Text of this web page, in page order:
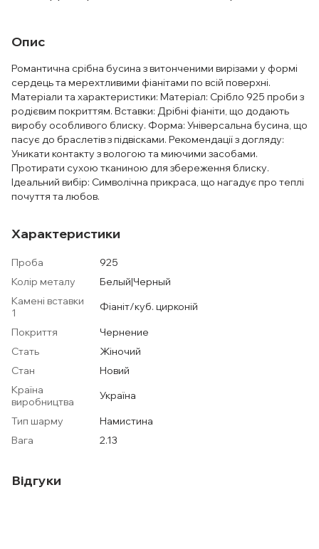
Опис
Романтична срібна бусина з витонченими вирізами у формі
сердець та мерехтливими фіанітами по всій поверхні.
Матеріали та характеристики: Матеріал: Срібло 925 проби з
родієвим покриттям. Вставки: Дрібні фіаніти, що додають
виробу особливого блиску. Форма: Універсальна бусина, що
пасує до браслетів з підвісками. Рекомендації з догляду:
Уникати контакту з вологою та миючими засобами.
Протирати сухою тканиною для збереження блиску.
Ідеальний вибір: Символічна прикраса, що нагадує про теплі
почуття та любов.
Характеристики
Проба
925
Колір металу
Белый|Черный
Камені вставки
1
Фіаніт/куб. цирконій
Покриття
Чернение
Стать
Жіночий
Стан
Новий
Країна
виробництва
Україна
Тип шарму
Намистина
Вага
2.13
Відгуки